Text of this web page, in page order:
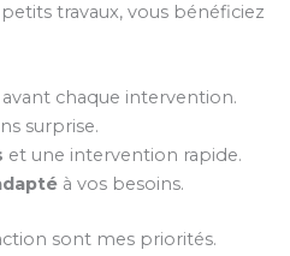
travaux, vous bénéficiez
avant chaque intervention.
surprise.
et une intervention rapide.
à vos besoins.
sont mes priorités.